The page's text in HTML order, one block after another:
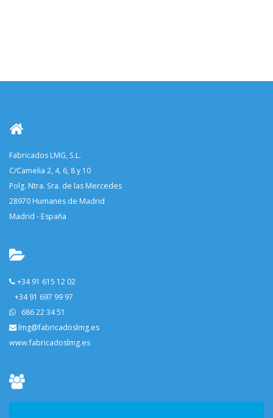
Fabricados LMG, S.L.
C/Camelia 2, 4, 6, 8 y 10
Polg. Ntra. Sra. de las Mercedes
28970 Humanes de Madrid
Madrid - España
+34 91 615 12 02
+34 91 697 99 97
686 22 34 51
lmg@fabricadoslmg.es
www.fabricadoslmg.es